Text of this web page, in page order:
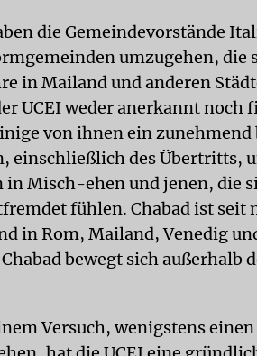
die Gemeindevorstände
umzugehen, die
in Mailand und anderen
UCEI weder anerkannt
von ihnen ein
einschließlich des Übertritts,
in Misch-ehen und jenen, die
fühlen. Chabad ist seit
in Rom, Mailand, Venedig
bewegt sich
Versuch, wenigstens